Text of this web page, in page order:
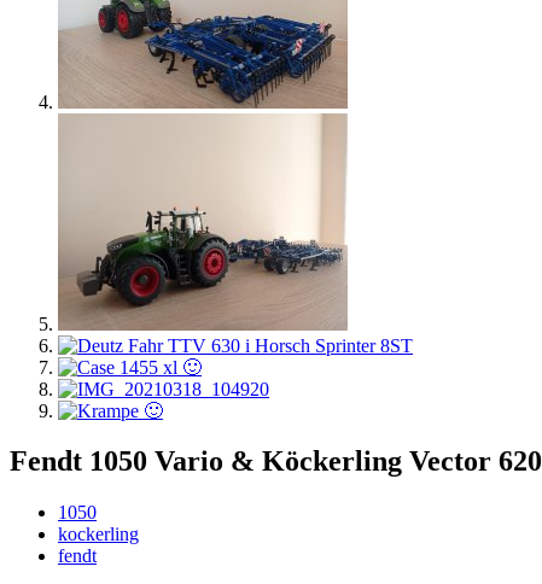
Fendt 1050 Vario & Köckerling Vector 620
1050
kockerling
fendt